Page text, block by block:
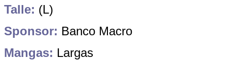
Talle: (L)
Sponsor: Banco Macro
Mangas: Largas